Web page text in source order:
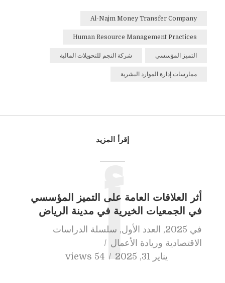
Al-Najm Money Transfer Company
Human Resource Management Practices
التميز المؤسسي شركة النجم للتحويلات المالية
ممارسات إدارة الموارد البشرية
إقرأ المزيد
أثر العلاقات العامة على التميز المؤسسي
في الجمعيات الخيرية في مدينة الرياض
في 2025
, العدد الأول, سلسلة الدراسات
الاقتصادية وريادة الأعمال
يناير 31, 2025
54 viewsأ